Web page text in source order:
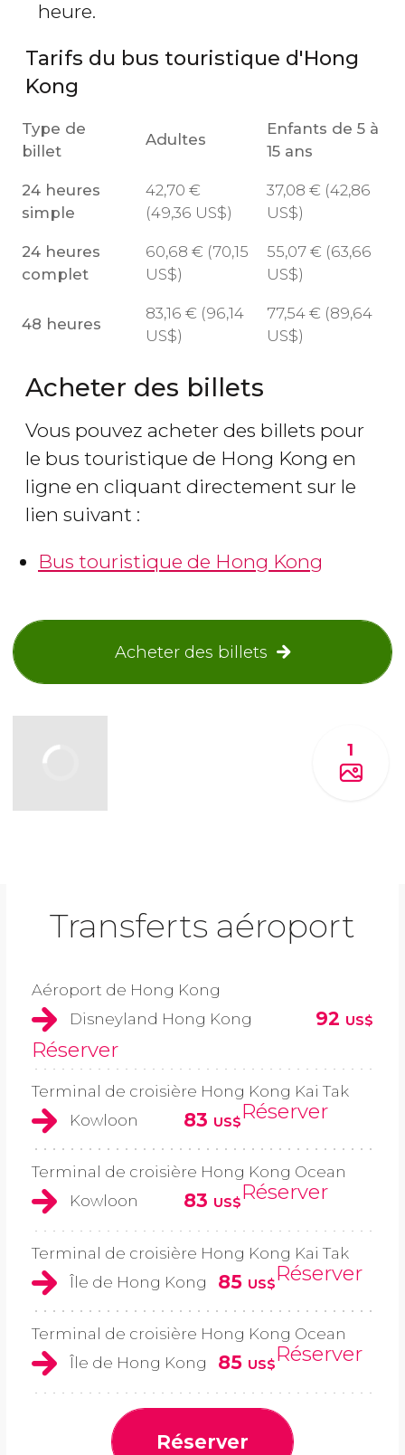
heure.
Tarifs du bus touristique d'Hong
Kong
Type de
billet
Adultes
Enfants de 5 à
15 ans
24 heures
simple
42,70 €
(49,36 US$)
37,08 € (42,86
US$)
24 heures
complet
60,68 € (70,15
US$)
55,07 € (63,66
US$)
48 heures
83,16 € (96,14
US$)
77,54 € (89,64
US$)
Acheter des billets
Vous pouvez acheter des billets pour
le bus touristique de Hong Kong en
ligne en cliquant directement sur le
lien suivant :
Bus touristique de Hong Kong
Acheter des billets
1
Transferts aéroport
Aéroport de Hong Kong
Disneyland Hong Kong
92 US$
Réserver
Terminal de croisière Hong Kong Kai Tak
Kowloon
83 US$Réserver
Terminal de croisière Hong Kong Ocean
Kowloon
83 US$Réserver
Terminal de croisière Hong Kong Kai Tak
Île de Hong Kong
85 US$Réserver
Terminal de croisière Hong Kong Ocean
Île de Hong Kong
85 US$Réserver
Réserver